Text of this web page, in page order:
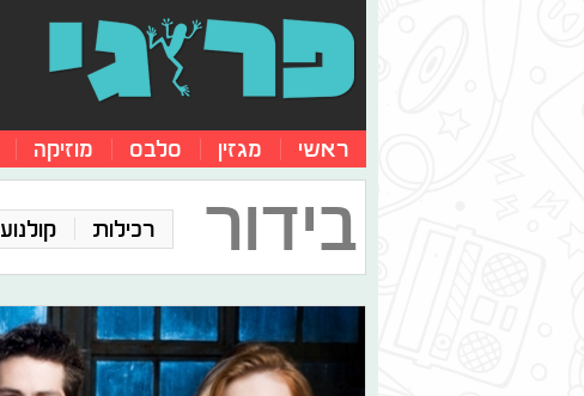
ראשי מגזין סלבס מוזיקה
בידור רכילות קולנוע